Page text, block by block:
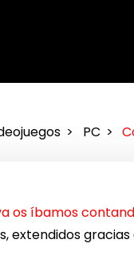
PC
os íbamos
extendidos